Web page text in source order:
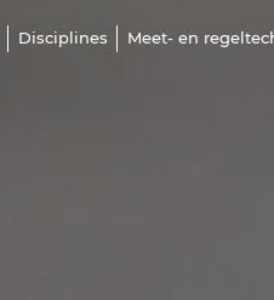
Disciplines Meet- en